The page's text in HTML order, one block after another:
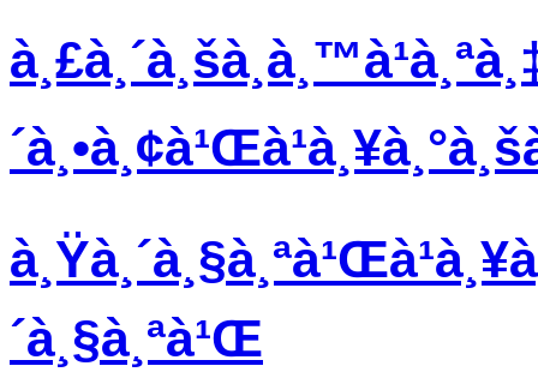
´à¸§à¸ªà¹Œ